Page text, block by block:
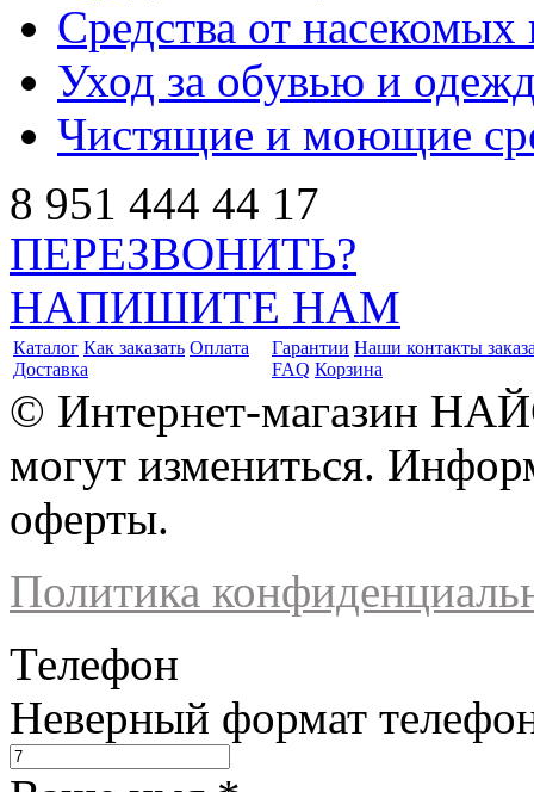
Средства от
Уход за обувью и
Чистящие и моющие
8 951 444 44 17
ПЕРЕЗВОНИТЬ?
НАПИШИТЕ НАМ
Каталог Как заказать Оплата
Доставка
Гарантии Наши контакты
FAQ Корзина
© Интернет-магазин
могут измениться.
оферты.
Политика
Телефон
Неверный формат